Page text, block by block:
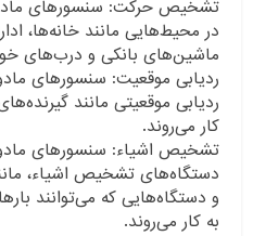
تشخیص حرکت: سنسورهای
در محیط‌هایی مانند خانه‌ها،
ماشین‌های بانکی و درب‌های
ردیابی موقعیت: سنسورهای
کار می‌روند.
تشخیص اشیاء: سنسورهای
دستگاه‌های تشخیص اشیاء،
و دستگاه‌هایی که می‌توانند
به کار می‌روند.